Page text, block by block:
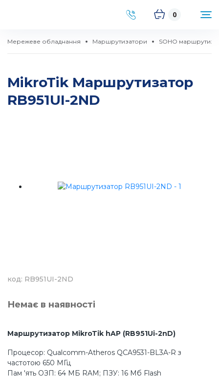
0
Мережеве обладнання Маршрутизатори SOHO
MikroTik Маршрутизатор
RB951UI-2ND
код: RB951UI-2ND
Немає в наявності
Маршрутизатор MikroTik hAP (RB951Ui-2nD)
Процесор: Qualcomm-Atheros QCA9531-BL3A-R з
частотою 650 МГц
Пам 'ять ОЗП: 64 МБ RAM; ПЗУ: 16 Мб Flash